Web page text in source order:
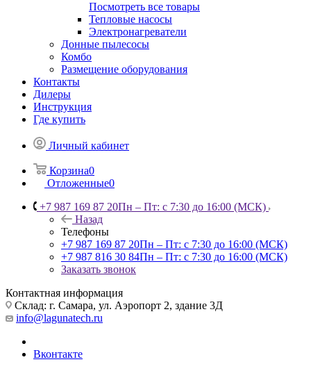
Посмотреть все товары
Тепловые насосы
Электронагреватели
Донные пылесосы
Комбо
Размещение оборудования
Контакты
Дилеры
Инструкция
Где купить
Личный кабинет
Корзина0
Отложенные0
+7 987 169 87 20Пн – Пт: с 7:30 до 16:00 (МСК)
Назад
Телефоны
+7 987 169 87 20Пн – Пт: с 7:30 до 16:00 (МСК)
+7 987 816 30 84Пн – Пт: с 7:30 до 16:00 (МСК)
Заказать звонок
Контактная информация
Склад: г. Самара, ул. Аэропорт 2, здание 3Д
info@lagunatech.ru
Вконтакте